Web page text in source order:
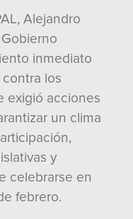
Alejandro
inmediato
los
exigió acciones
un clima
y
celebrarse en
febrero.